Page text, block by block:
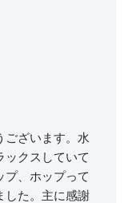
ございます。水
ックスしていて
プ、ホップって
した。主に感謝